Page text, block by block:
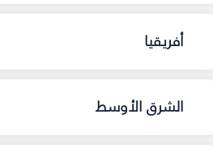
أفريقيا
الشرق الأوسط